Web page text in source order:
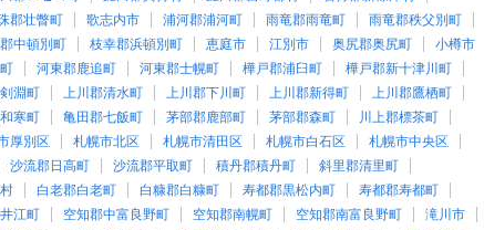
郡壮瞥町 歌志内市 浦河郡浦河町 雨竜郡雨竜町
雨竜郡秩父別町
中頓別町 枝幸郡浜頓別町 恵庭市 江別市 奥尻郡奥尻町
小樽市
河東郡鹿追町 河東郡士幌町 樺戸郡浦臼町
樺戸郡新十津川町
淵町 上川郡清水町 上川郡下川町 上川郡新得町
上川郡鷹栖町
寒町 亀田郡七飯町 茅部郡鹿部町 茅部郡森町
川上郡標茶町
厚別区 札幌市北区 札幌市清田区 札幌市白石区
札幌市中央区
沙流郡日高町 沙流郡平取町 積丹郡積丹町
斜里郡清里町
白老郡白老町 白糠郡白糠町 寿都郡黒松内町
寿都郡寿都町
江町 空知郡中富良野町 空知郡南幌町 空知郡南富良野町
滝川市